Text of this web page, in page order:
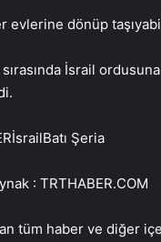
evlerine dönüp
sırasında İsrail
Şeria
: TRTHABER.COM
tüm haber ve diğer